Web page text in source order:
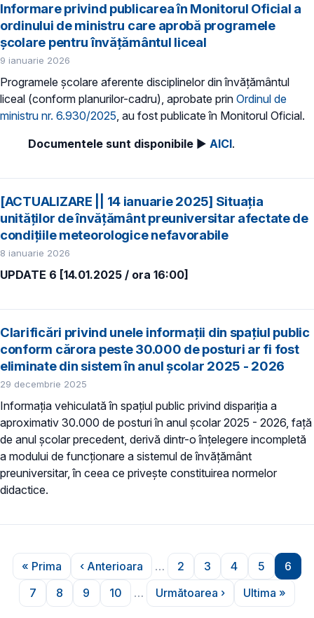
Informare privind publicarea în Monitorul Oficial a
ordinului de ministru care aprobă programele
școlare pentru învățământul liceal
9 ianuarie 2026
Programele școlare aferente disciplinelor din învățământul
liceal (conform planurilor-cadru), aprobate prin Ordinul de
ministru nr. 6.930/2025 , au fost publicate în Monitorul Oficial.
Documentele sunt disponibile ► AICI.
[ACTUALIZARE || 14 ianuarie 2025] Situația
unităților de învățământ preuniversitar afectate de
condițiile meteorologice nefavorabile
8 ianuarie 2026
UPDATE 6 [14.01.2025 / ora 16:00]
Clarificări privind unele informații din spațiul public
conform cărora peste 30.000 de posturi ar fi fost
eliminate din sistem în anul școlar 2025 - 2026
29 decembrie 2025
Informația vehiculată în spațiul public privind dispariția a
aproximativ 30.000 de posturi în anul școlar 2025 - 2026, față
de anul școlar precedent, derivă dintr-o înțelegere incompletă
a modului de funcționare a sistemul de învățământ
preuniversitar, în ceea ce privește constituirea normelor
didactice.
Paginare
Prima pagină
« Prima
Pagina anterioară
‹ Anterioara …
Pagina
2
Pagina
3
Pagina
4
Pagina
5 6
Pagina
7
Pagina
8
Pagina
9
Pagina
10 …
Pagina următoare
Următoarea ›
Ultima
Ultima »